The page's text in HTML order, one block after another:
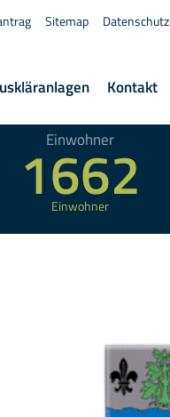
Kontakt
Sitemap Datenschutz
Einwohner
1662
Einwohner